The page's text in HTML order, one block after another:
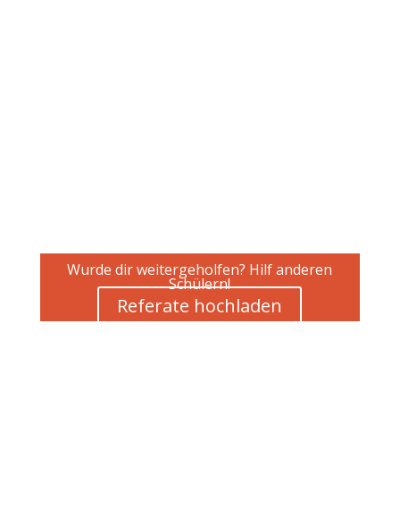
Wurde dir weitergeholfen? Hilf anderen
Schülern!
Referate hochladen